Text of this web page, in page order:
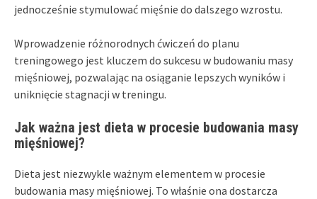
jednocześnie stymulować mięśnie do dalszego wzrostu.
Wprowadzenie różnorodnych ćwiczeń do planu
treningowego jest kluczem do sukcesu w budowaniu masy
mięśniowej, pozwalając na osiąganie lepszych wyników i
uniknięcie stagnacji w treningu.
Jak ważna jest dieta w procesie budowania masy
mięśniowej?
Dieta jest niezwykle ważnym elementem w procesie
budowania masy mięśniowej. To właśnie ona dostarcza